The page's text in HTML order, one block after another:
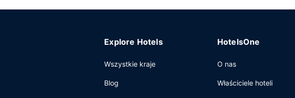
Explore Hotels
Wszystkie kraje
Blog
HotelsOne
O nas
Właściciele hoteli